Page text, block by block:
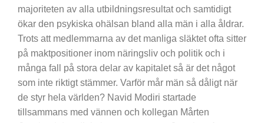
majoriteten av alla utbildningsresultat och samtidigt
ökar den psykiska ohälsan bland alla män i alla åldrar.
Trots att medlemmarna av det manliga släktet ofta sitter
på maktpositioner inom näringsliv och politik och i
många fall på stora delar av kapitalet så är det något
som inte riktigt stämmer. Varför mår män så dåligt när
de styr hela världen? Navid Modiri startade
tillsammans med vännen och kollegan Mårten